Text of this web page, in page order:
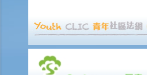
法院申請註冊。那麼，受權人可以行使該持久授
竟持久授權書規定它將在授權人被確診患有癡呆
效。看來即使受權人違反有關註冊的規定，他/
麼，註冊是多餘的嗎？
7. 撤銷持久授權